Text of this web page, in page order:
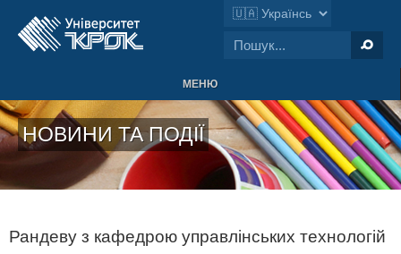
МЕНЮ
НОВИНИ ТА ПОДІЇ
Рандеву з кафедрою управлінських технологій